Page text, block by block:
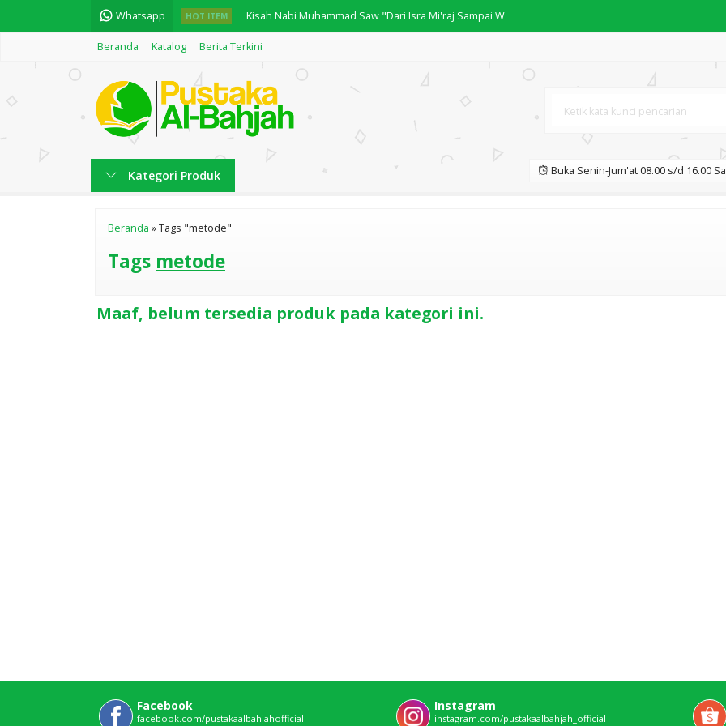
Whatsapp HOT ITEM Kisah Nabi Muhammad Saw "Dari Isra Mi'raj Sampai W
المعين المبين
FIQIH SHOLAT KARYA BUYA YAHYA
Motivasi Dakwah "Membawa kepada Kemuliaan dengan H
المعين المبين في تعلم العرب
Beranda Katalog Berita Terkini
Kategori Produk Buka Senin-Jum'at 08.00 s/d 16.00
Beranda »Tags "metode"
Tags metode
Maaf, belum tersedia produk pada kategori ini.
Facebook
facebook.com/pustakaalbahjahofficial
Instagram
instagram.com/pustakaalbahjah_official